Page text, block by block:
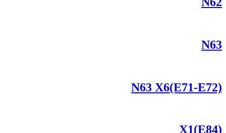
N63
N63 X6(E71-E72)
X1(E84)